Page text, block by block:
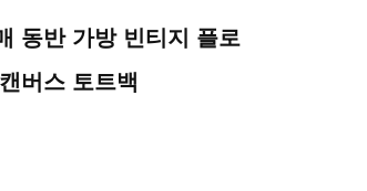
동반 가방 빈티지 플로
버스 토트백